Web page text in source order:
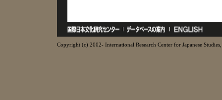
Copyright (c) 2002- International Research Center for Japanese